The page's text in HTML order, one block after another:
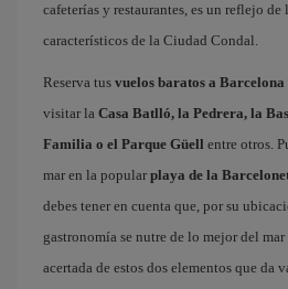
cafeterías y restaurantes, es un reflejo
característicos de la Ciudad Condal.
Reserva tus vuelos baratos a Barcelona
visitar la Casa Batlló, la Pedrera, la
Familia o el Parque Güell entre otros.
mar en la popular playa de la
debes tener en cuenta que, por su
gastronomía se nutre de lo mejor del
acertada de estos dos elementos que da